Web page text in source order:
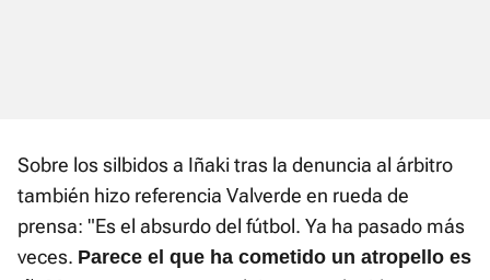
Sobre los silbidos a Iñaki tras la denuncia al árbitro
también hizo referencia Valverde en rueda de
prensa: "Es el absurdo del fútbol. Ya ha pasado más
veces. Parece el que ha cometido un atropello es